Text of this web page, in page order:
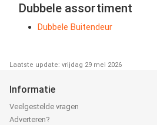
Dubbele assortiment
Dubbele Buitendeur
Laatste update: vrijdag 29 mei 2026
Informatie
Veelgestelde vragen
Adverteren?